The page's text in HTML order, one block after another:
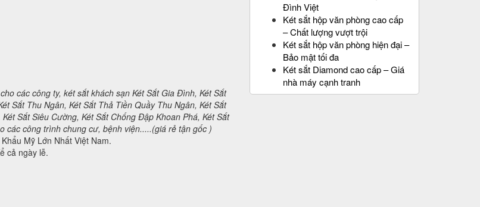
các công ty, két sắt khách sạn Két Sắt Gia Đình, Két Sắt
Sắt Thu Ngân, Két Sắt Thả Tiền Quầy Thu Ngân, Két Sắt
Sắt Siêu Cường, Két Sắt Chống Đập Khoan Phá, Két Sắt
các công trình chung cư, bệnh viện.....(giá rẻ tận gốc )
Mỹ Lớn Nhất Việt Nam.
cả ngày lễ.
Đình Việt
Két sắt hộp văn phòng cao cấp
– Chất lượng vượt trội
Két sắt hộp văn phòng hiện đại –
Bảo mật tối đa
Két sắt Diamond cao cấp – Giá
nhà máy cạnh tranh